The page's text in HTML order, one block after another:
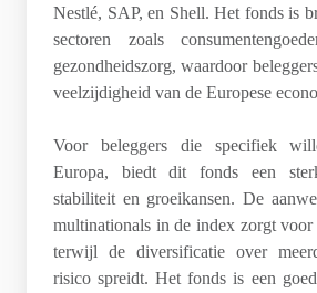
Nestlé, SAP, en Shell. Het fonds is
sectoren zoals
gezondheidszorg, waardoor
veelzijdigheid van de Europese
Voor beleggers die specifiek
Europa, biedt dit fonds een
stabiliteit en groeikansen. De
multinationals in de index zorgt voor
terwijl de diversificatie over
risico spreidt. Het fonds is een